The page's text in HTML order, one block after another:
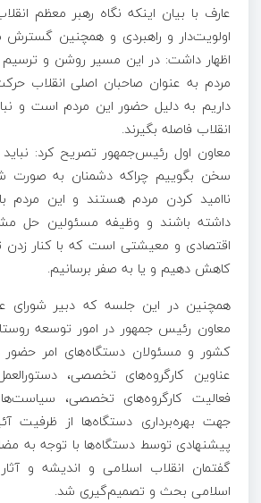
عارف با بیان اینکه نگاه رهبر معظم
اولویت‌دار و راهبردی و همچنین
اظهار داشت: در این مسیر روشن و ترسیم
مردم به عنوان صاحبان اصلی انقلاب
داریم به دلیل حضور این مردم است و
انقلاب فاصله بگیرند.
معاون اول رئیس‌جمهور تصریح کرد: نباید
سخن بگوییم چراکه دشمنان به صورت
ناامید کردن مردم هستند و این مردم
داشته باشند و وظیفه مسئولین حل
اقتصادی و معیشتی است که با کنار زدن
کاهش دهیم و یا به صفر برسانیم.
همچنین در این جلسه که دبیر شورای
معاون رئیس جمهور در امور توسعه
کشور و مسئولان دستگاه‌های امر
عناوین کارگروه‌های تخصصی،
فعالیت کارگروه‌های تخصصی،
جهت بهره‌برداری دستگاه‌ها از ظرفیت
پیشنهادی توسط دستگاه‌ها با توجه به
گفتمان انقلاب اسلامی و اندیشه و
اسلامی بحث و تصمیم‌گیری شد.